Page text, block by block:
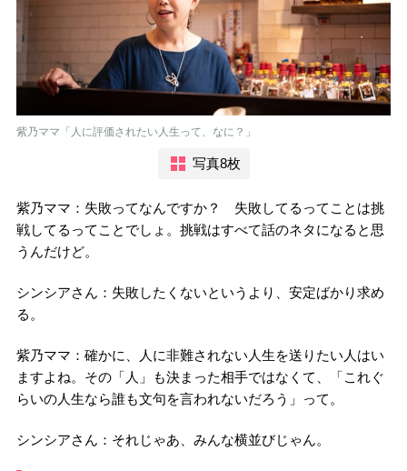
紫乃ママ「人に評価されたい人生って、なに？」
写真8枚
紫乃ママ：失敗ってなんですか？ 失敗してるってことは挑
戦してるってことでしょ。挑戦はすべて話のネタになると思
うんだけど。
シンシアさん：失敗したくないというより、安定ばかり求め
る。
紫乃ママ：確かに、人に非難されない人生を送りたい人はい
ますよね。その「人」も決まった相手ではなくて、「これぐ
らいの人生なら誰も文句を言われないだろう」って。
シンシアさん：それじゃあ、みんな横並びじゃん。